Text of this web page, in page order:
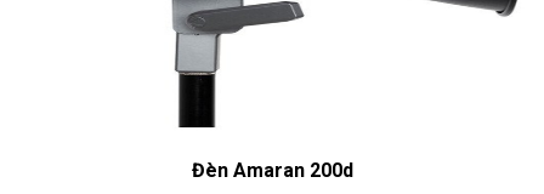
Đèn Amaran 200d